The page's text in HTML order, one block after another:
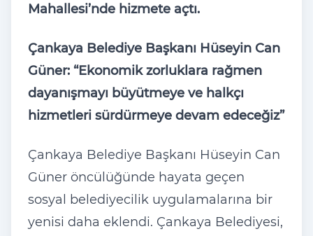
Mahallesi’nde hizmete açtı.
Çankaya Belediye Başkanı Hüseyin Can
Güner: “Ekonomik zorluklara rağmen
dayanışmayı büyütmeye ve halkçı
hizmetleri sürdürmeye devam edeceğiz”
Çankaya Belediye Başkanı Hüseyin Can
Güner öncülüğünde hayata geçen
sosyal belediyecilik uygulamalarına bir
yenisi daha eklendi. Çankaya Belediyesi,